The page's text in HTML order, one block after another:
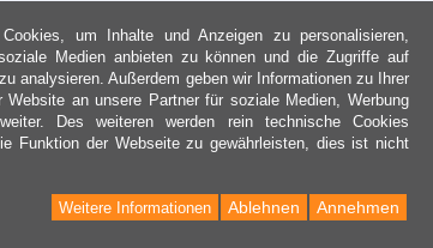
um Inhalte und Anzeigen zu personalisieren,
Medien anbieten zu können und die Zugriffe auf
analysieren. Außerdem geben wir Informationen zu Ihrer
Website an unsere Partner für soziale Medien, Werbung
Des weiteren werden rein technische Cookies
Funktion der Webseite zu gewährleisten, dies ist nicht
Annehmen
Ablehnen
Weitere Informationen